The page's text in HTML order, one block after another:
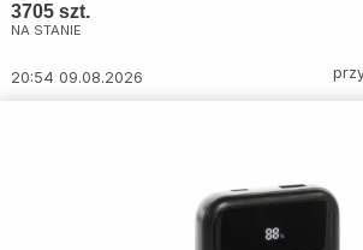
3705 szt.
NA STANIE
20:54 09.08.2026